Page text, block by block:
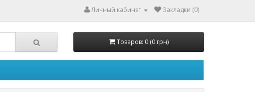
Личный кабинет Закладки (0)
Товаров: 0 (0 грн)